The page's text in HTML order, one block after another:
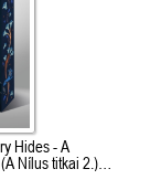
Hides - A
Nílus titkai 2.)
kiadás!